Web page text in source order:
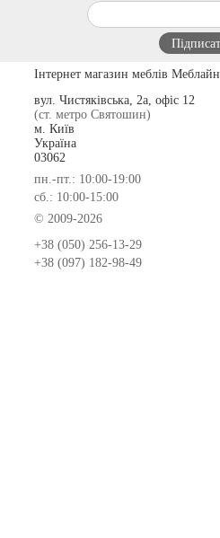
Інтернет магазин меблів Меблайн
вул. Чистяківська, 2а, офіс 12
(ст. метро Святошин)
м. Київ
Україна
03062
пн.-пт.: 10:00-19:00
сб.: 10:00-15:00
© 2009-2026
+38 (050) 256-13-29
+38 (097) 182-98-49